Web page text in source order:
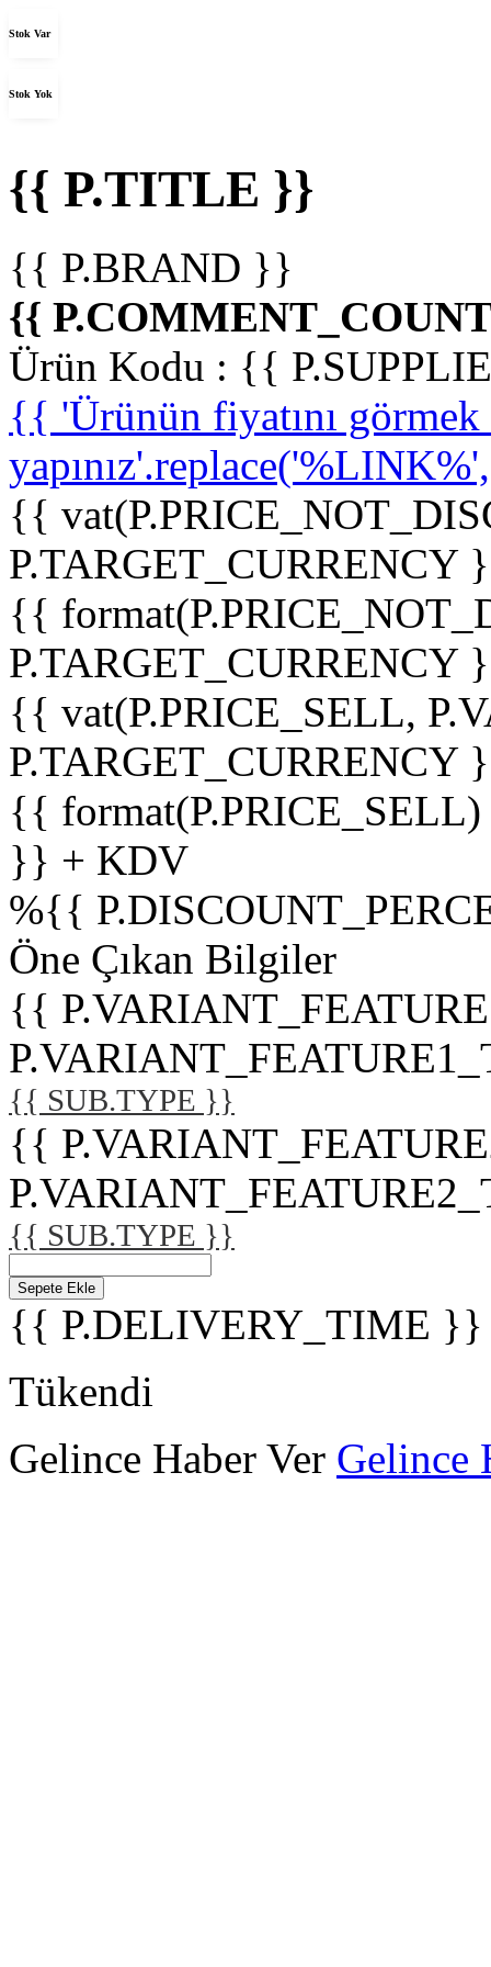
Stok Var
Stok Yok
{{ P.TITLE }}
{{ P.BRAND }}
{{
Ürün Kodu : {{
{{ 'Ürünün fiyatını
{{
P.TARGET_CURRENCY
{{
P.TARGET_CURRENCY
{{ vat(P.PRICE_SELL,
P.TARGET_CURRENCY
{{
}} + KDV
%{{
Öne Çıkan Bilgiler
{{
{{ SUB.TYPE }}
{{
{{ SUB.TYPE }}
Sepete Ekle
{{ P.DELIVERY_TIME }}
Tükendi
Gelince Haber Ver Gelince